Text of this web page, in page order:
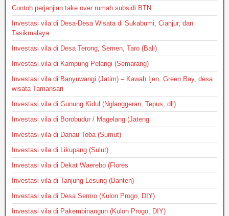
Contoh perjanjian take over rumah subsidi BTN
Investasi vila di Desa-Desa Wisata di Sukabumi, Cianjur, dan
Tasikmalaya
Investasi vila di Desa Terong, Semen, Taro (Bali)
Investasi vila di Kampung Pelangi (Semarang)
Investasi vila di Banyuwangi (Jatim) – Kawah Ijen, Green Bay, desa
wisata Tamansari
Investasi vila di Gunung Kidul (Nglanggeran, Tepus, dll)
Investasi vila di Borobudur / Magelang (Jateng
Investasi vila di Danau Toba (Sumut)
Investasi vila di Likupang (Sulut)
Investasi vila di Dekat Waerebo (Flores
Investasi vila di Tanjung Lesung (Banten)
Investasi vila di Desa Sermo (Kulon Progo, DIY)
Investasi vila di Pakembinangun (Kulon Progo, DIY)